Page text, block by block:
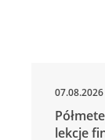
07.08.2026
lekcje